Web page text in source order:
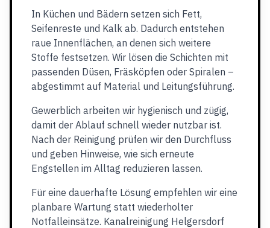
In Küchen und Bädern setzen sich Fett,
Seifenreste und Kalk ab. Dadurch entstehen
raue Innenflächen, an denen sich weitere
Stoffe festsetzen. Wir lösen die Schichten mit
passenden Düsen, Fräsköpfen oder Spiralen –
abgestimmt auf Material und Leitungsführung.
Gewerblich arbeiten wir hygienisch und zügig,
damit der Ablauf schnell wieder nutzbar ist.
Nach der Reinigung prüfen wir den Durchfluss
und geben Hinweise, wie sich erneute
Engstellen im Alltag reduzieren lassen.
Für eine dauerhafte Lösung empfehlen wir eine
planbare Wartung statt wiederholter
Notfalleinsätze. Kanalreinigung Helgersdorf